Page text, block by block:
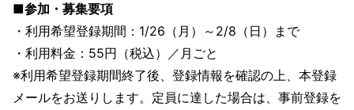
■参加・募集要項
・利用希望登録期間：1/26（月）～2/8（日）まで
・利用料金：55円（税込）／月ごと
※利用希望登録期間終了後、登録情報を確認の上、本登録
メールをお送りします。定員に達した場合は、事前登録を